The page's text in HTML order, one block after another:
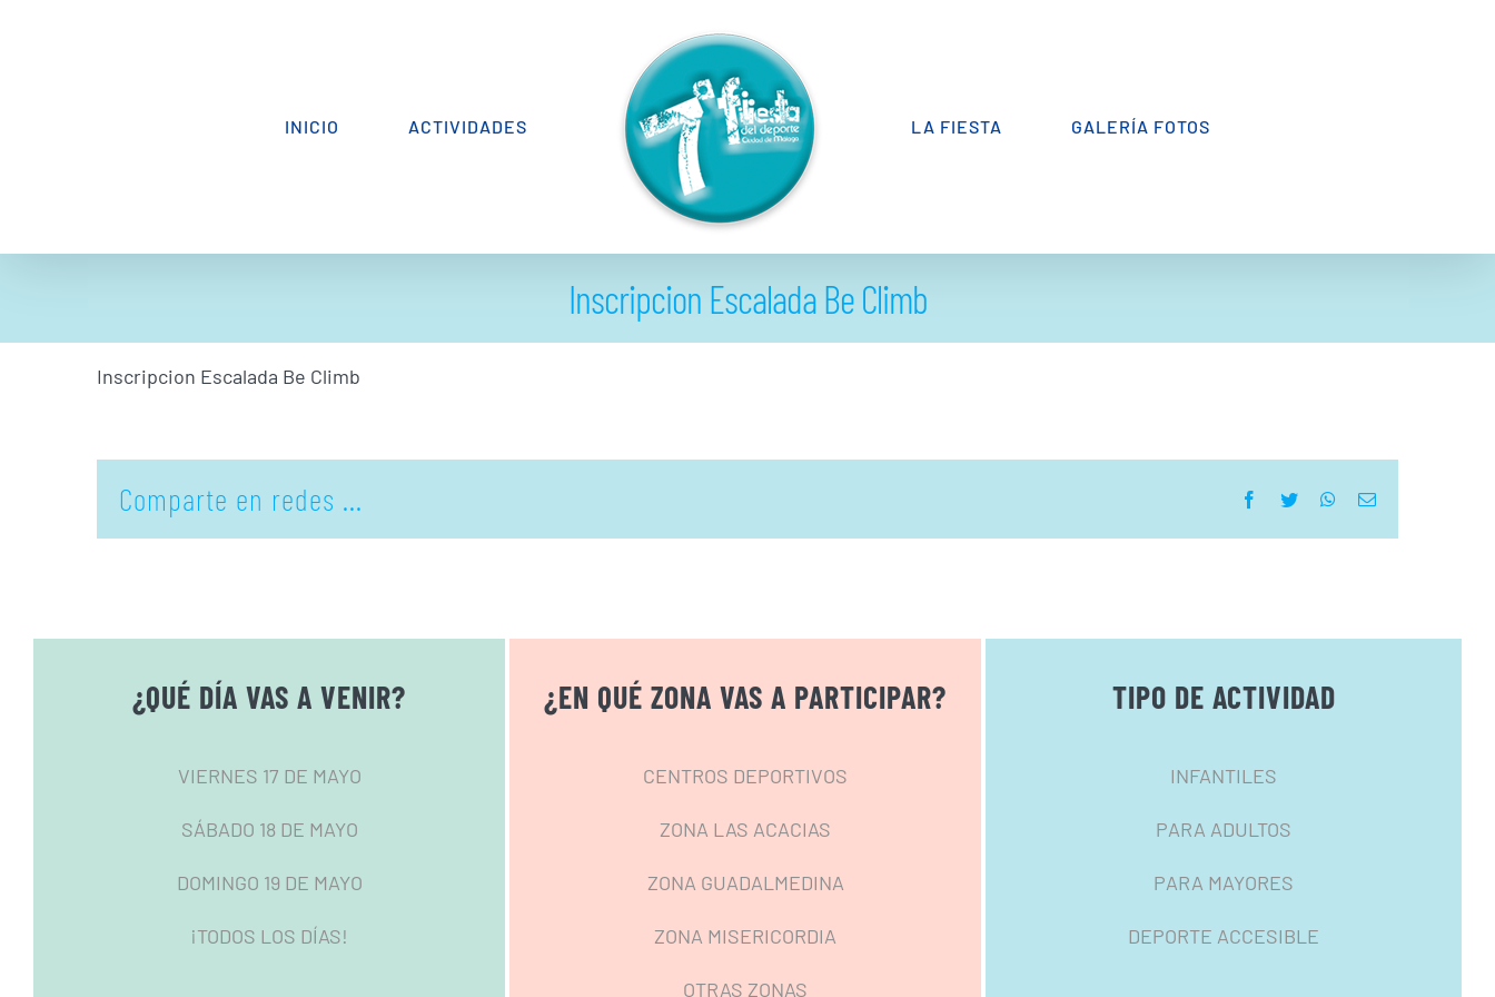
INICIO ACTIVIDADES LA FIESTA GALERÍA FOTOS
Inscripcion Escalada Be Climb
Inscripcion Escalada Be Climb
Comparte en redes ... Facebook
Twitter WhatsApp
Correo
¿QUÉ DÍA VAS A VENIR?
VIERNES 17 DE MAYO
SÁBADO 18 DE MAYO
DOMINGO 19 DE MAYO
¡TODOS LOS DÍAS!
¿EN QUÉ ZONA VAS A PARTICIPAR?
CENTROS DEPORTIVOS
ZONA LAS ACACIAS
ZONA GUADALMEDINA
ZONA MISERICORDIA
OTRAS ZONAS
TIPO DE ACTIVIDAD
INFANTILES
PARA ADULTOS
PARA MAYORES
DEPORTE ACCESIBLE